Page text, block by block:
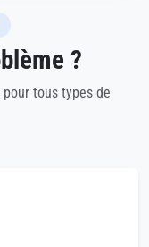
?
tous types de